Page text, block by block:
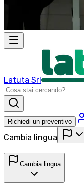
Latuta Srl
Richiedi un preventivo
Cambia lingua
Cambia lingua